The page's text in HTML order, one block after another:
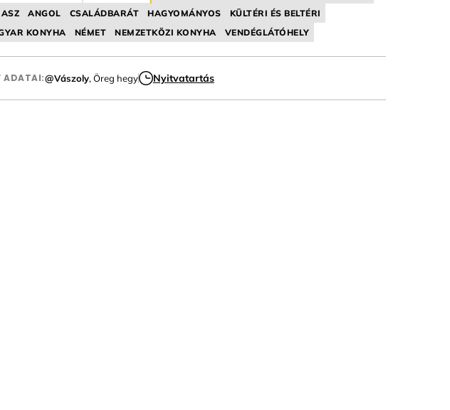
ANGOL CSALÁDBARÁT HAGYOMÁNYOS
KÜLTÉRI ÉS BELTÉRI
KONYHA
NÉMET NEMZETKÖZI KONYHA VENDÉGLÁTÓHELY
ADATAI:@Vászoly, Öreg hegy Nyitvatartás